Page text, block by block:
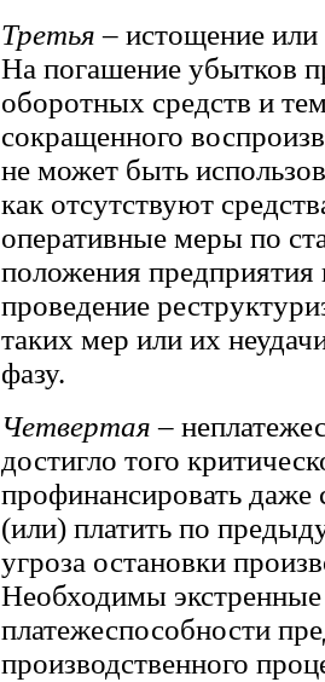
Третья– истощение или
На погашение убытков
оборотных средств и
сокращенного
не может быть
как отсутствуют
оперативные меры по
положения
проведение
таких мер или их
фазу.
Четвертая–
достигло того
профинансировать даже
(или) платить по
угроза остановки
Необходимы
платежеспособности
производственного